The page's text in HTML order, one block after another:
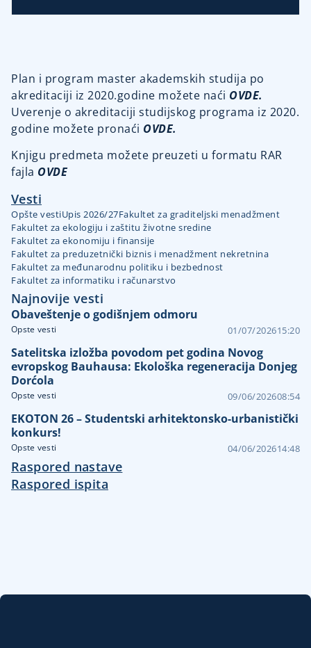
Plan i program master akademskih studija po
akreditaciji iz 2020.godine možete naći OVDE.
Uverenje o akreditaciji studijskog programa iz 2020.
godine možete pronaći OVDE.
Knjigu predmeta možete preuzeti u formatu RAR
fajla OVDE
Vesti
Opšte vestiUpis 2026/27Fakultet za graditeljski menadžment
Fakultet za ekologiju i zaštitu životne sredine
Fakultet za ekonomiju i finansije
Fakultet za preduzetnički biznis i menadžment nekretnina
Fakultet za međunarodnu politiku i bezbednost
Fakultet za informatiku i računarstvo
Najnovije vesti
Obaveštenje o godišnjem odmoru
Opste vesti 01/07/202615:20
Satelitska izložba povodom pet godina Novog
evropskog Bauhausa: Ekološka regeneracija Donjeg
Dorćola
Opste vesti 09/06/202608:54
EKOTON 26 – Studentski arhitektonsko-urbanistički
konkurs!
Opste vesti 04/06/202614:48
Raspored nastave
Raspored ispita